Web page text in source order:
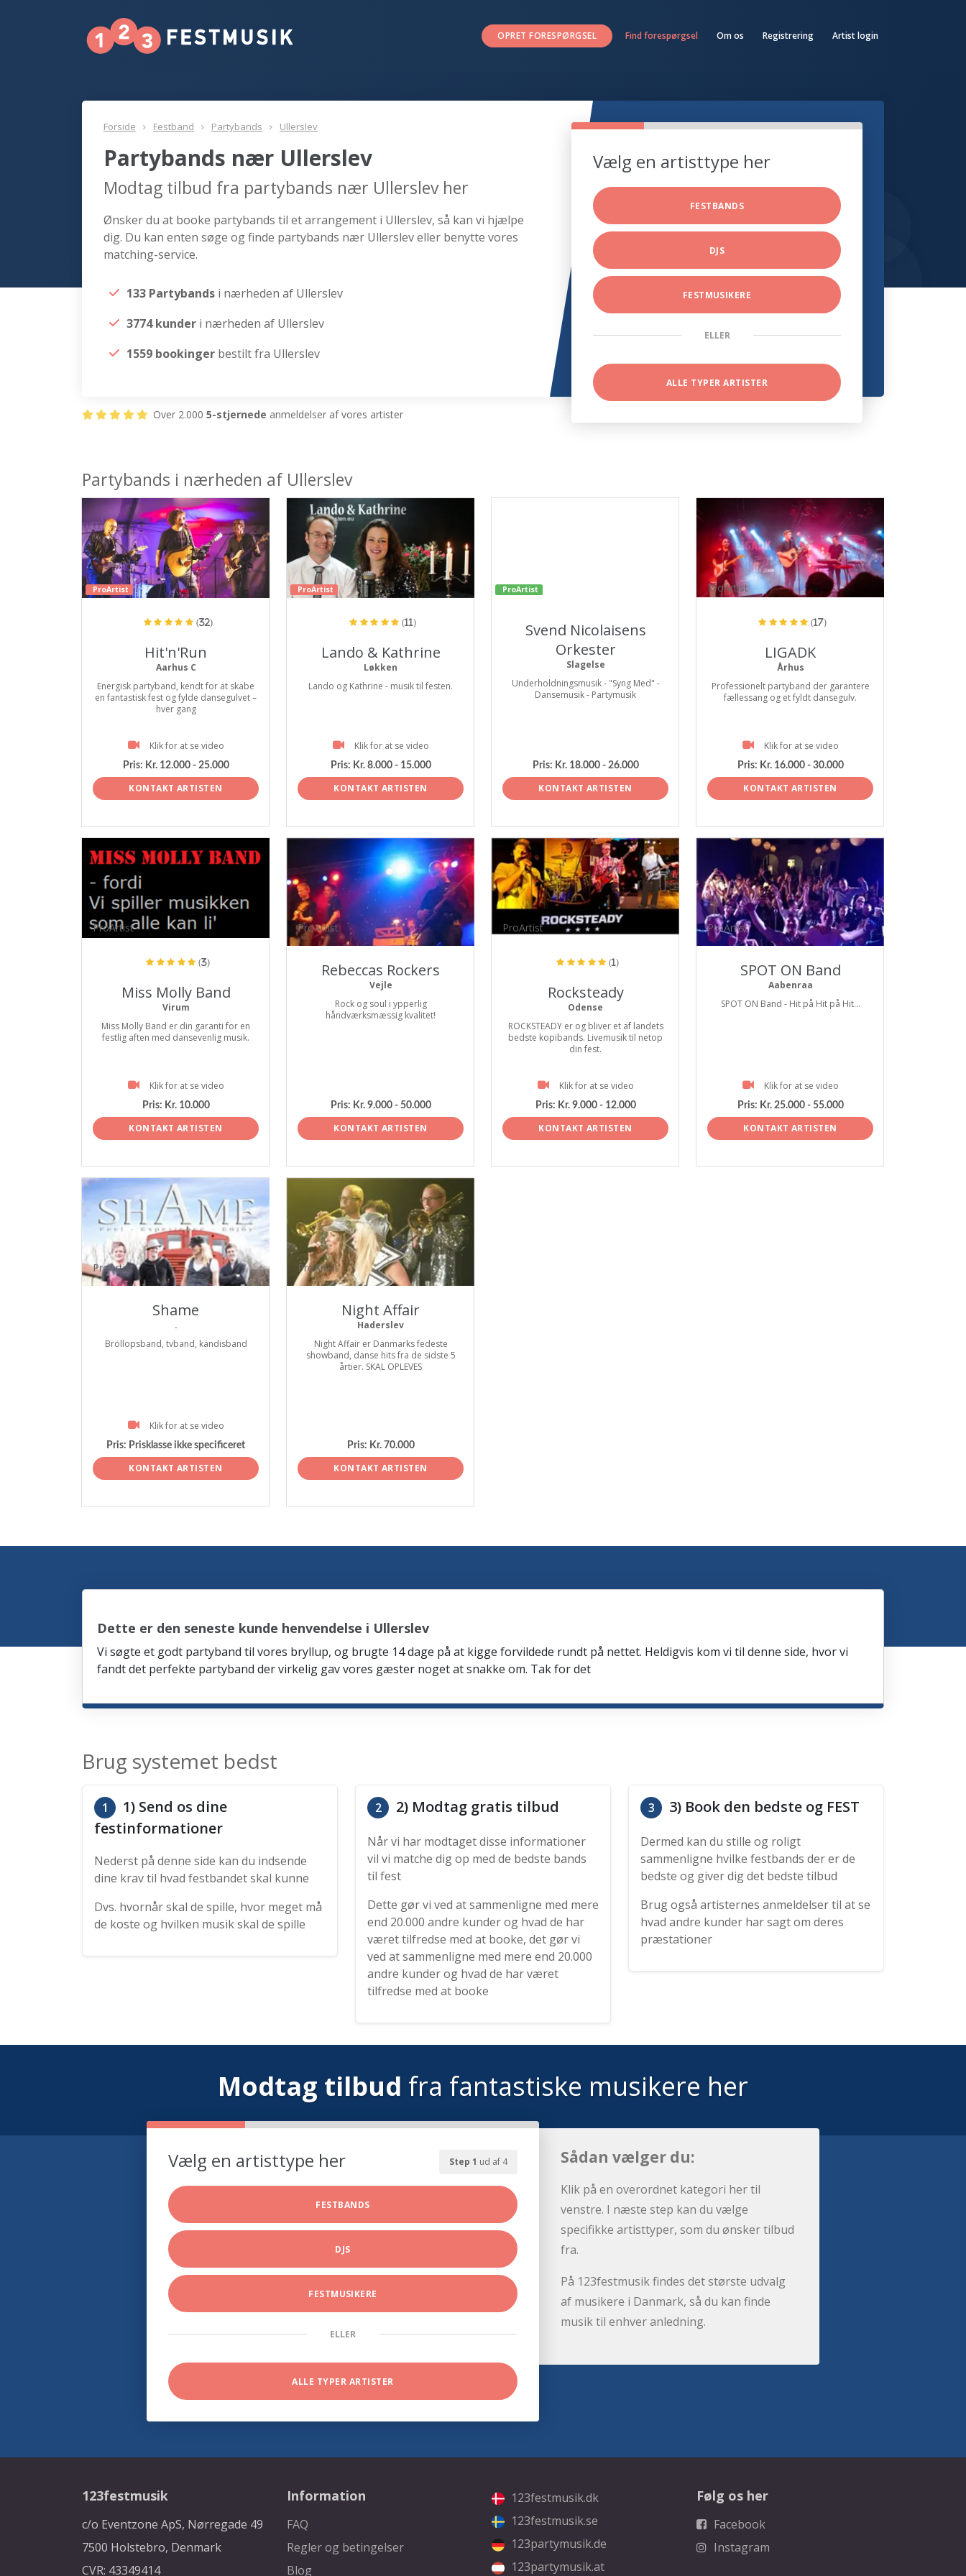
OPRET FORESPØRGSEL Find forespørgsel Om os Registrering Artist login
Forside Festband Partybands Ullerslev
Partybands nær Ullerslev
Modtag tilbud fra partybands nær Ullerslev her
Ønsker du at booke partybands til et arrangement i Ullerslev, så kan vi hjælpe
dig. Du kan enten søge og finde partybands nær Ullerslev eller benytte vores
matching-service.
133 Partybands i nærheden af Ullerslev
3774 kunder i nærheden af Ullerslev
1559 bookinger bestilt fra Ullerslev
Vælg en artisttype her
FESTBANDS
DJS
FESTMUSIKERE
ELLER
ALLE TYPER ARTISTER
Over 2.000 5-stjernede anmeldelser af vores artister
Partybands i nærheden af Ullerslev
ProArtist
(32)
Hit'n'Run
Aarhus C
Energisk partyband, kendt for at skabe
en fantastisk fest og fylde dansegulvet –
hver gang
Klik for at se video
Pris: Kr. 12.000 - 25.000
KONTAKT ARTISTEN
ProArtist
(11)
Lando & Kathrine
Løkken
Lando og Kathrine - musik til festen.
Klik for at se video
Pris: Kr. 8.000 - 15.000
KONTAKT ARTISTEN
ProArtist
Svend Nicolaisens
Orkester
Slagelse
Underholdningsmusik - "Syng Med" -
Dansemusik - Partymusik
Pris: Kr. 18.000 - 26.000
KONTAKT ARTISTEN
ProArtist
(17)
LIGADK
Århus
Professionelt partyband der garantere
fællessang og et fyldt dansegulv.
Klik for at se video
Pris: Kr. 16.000 - 30.000
KONTAKT ARTISTEN
ProArtist
(3)
Miss Molly Band
Virum
Miss Molly Band er din garanti for en
festlig aften med dansevenlig musik.
Klik for at se video
Pris: Kr. 10.000
KONTAKT ARTISTEN
ProArtist
Rebeccas Rockers
Vejle
Rock og soul i ypperlig
håndværksmæssig kvalitet!
Pris: Kr. 9.000 - 50.000
KONTAKT ARTISTEN
ProArtist
(1)
Rocksteady
Odense
ROCKSTEADY er og bliver et af landets
bedste kopibands. Livemusik til netop
din fest.
Klik for at se video
Pris: Kr. 9.000 - 12.000
KONTAKT ARTISTEN
ProArtist
SPOT ON Band
Aabenraa
SPOT ON Band - Hit på Hit på Hit...
Klik for at se video
Pris: Kr. 25.000 - 55.000
KONTAKT ARTISTEN
ProArtist
Shame
.
Bröllopsband, tvband, kändisband
Klik for at se video
Pris: Prisklasse ikke specificeret
KONTAKT ARTISTEN
ProArtist
Night Affair
Haderslev
Night Affair er Danmarks fedeste
showband, danse hits fra de sidste 5
årtier. SKAL OPLEVES
Pris: Kr. 70.000
KONTAKT ARTISTEN
Dette er den seneste kunde henvendelse i Ullerslev
Vi søgte et godt partyband til vores bryllup, og brugte 14 dage på at kigge forvildede rundt på nettet. Heldigvis kom vi til denne side, hvor vi
fandt det perfekte partyband der virkelig gav vores gæster noget at snakke om. Tak for det
Brug systemet bedst
1
1) Send os dine
festinformationer
Nederst på denne side kan du indsende
dine krav til hvad festbandet skal kunne
Dvs. hvornår skal de spille, hvor meget må
de koste og hvilken musik skal de spille
2 2) Modtag gratis tilbud
Når vi har modtaget disse informationer
vil vi matche dig op med de bedste bands
til fest
Dette gør vi ved at sammenligne med mere
end 20.000 andre kunder og hvad de har
været tilfredse med at booke, det gør vi
ved at sammenligne med mere end 20.000
andre kunder og hvad de har været
tilfredse med at booke
3 3) Book den bedste og FEST
Dermed kan du stille og roligt
sammenligne hvilke festbands der er de
bedste og giver dig det bedste tilbud
Brug også artisternes anmeldelser til at se
hvad andre kunder har sagt om deres
præstationer
Modtag tilbud fra fantastiske musikere her
Step 1 ud af 4
Vælg en artisttype her
FESTBANDS
DJS
FESTMUSIKERE
ELLER
ALLE TYPER ARTISTER
Sådan vælger du:
Klik på en overordnet kategori her til
venstre. I næste step kan du vælge
specifikke artisttyper, som du ønsker tilbud
fra.
På 123festmusik findes det største udvalg
af musikere i Danmark, så du kan finde
musik til enhver anledning.
123festmusik
c/o Eventzone ApS, Nørregade 49
7500 Holstebro, Denmark
CVR: 43349414
Information
FAQ
Regler og betingelser
Blog
123festmusik.dk
123festmusik.se
123partymusik.de
123partymusik.at
Følg os her
Facebook
Instagram